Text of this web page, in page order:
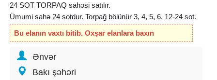
24 SOT TORPAQ sahəsi satılır.
Ümumi sahə 24 sotdur. Torpağ bölünür 3, 4, 5, 6, 12-24 sot.
Qaz, İÇMƏLİ SU XƏTTİ, işıq, internet fasiləsizdir. Torpağın
bütün sənədləri qaydasındadır. Kupçası vardır. 1 sot - 8000
azn.
16-ый Далан. В поселке НАРДАРАН (ЛЯИШ БАГЛАРЫ)
Bu elanın vaxtı bitib. Oxşar elanlara baxın
Ənvər
Bakı şəhəri